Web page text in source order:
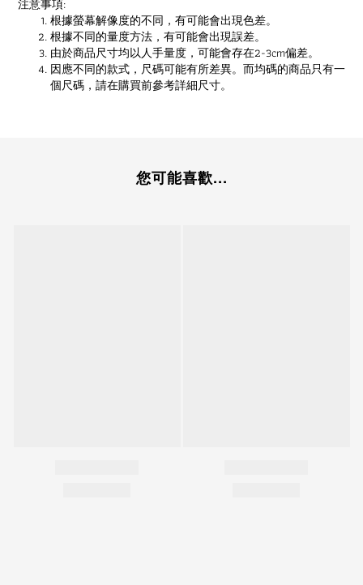
注意事項:
根據螢幕解像度的不同，有可能會出現色差。
根據不同的量度方法，有可能會出現誤差。
由於商品尺寸均以人手量度，可能會存在2-3cm偏差。
因應不同的款式，尺碼可能有所差異。而均碼的商品只有一
個尺碼，請在購買前參考詳細尺寸。
您可能喜歡...